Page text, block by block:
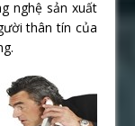
nghệ sản xuất
thân tín của